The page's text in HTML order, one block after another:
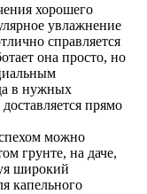
хорошего
увлажнение
справляется
она просто, но
в нужных
прямо
можно
грунте, на даче,
широкий
капельного